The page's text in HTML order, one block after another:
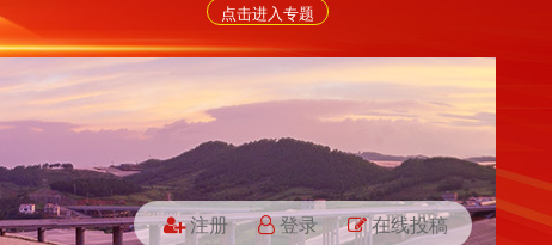
点击进入专题
注册 登录 在线投稿